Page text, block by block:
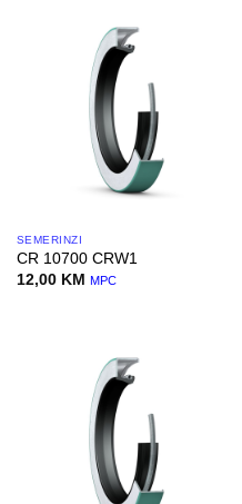
SEMERINZI
CR 10700 CRW1
12,00 KM MPC